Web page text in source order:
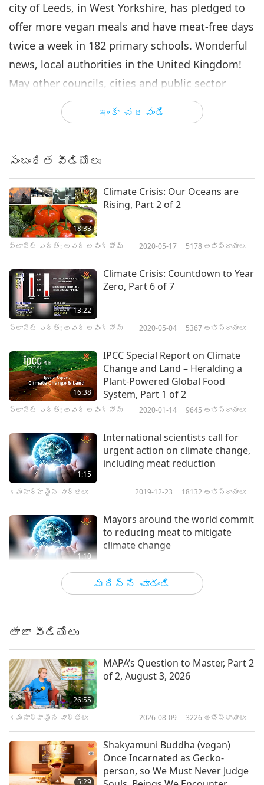
ఇంకా చదవండి
city of Leeds, in West Yorkshire, has pledged to
offer more vegan meals and have meat-free days
twice a week in 182 primary schools. Wonderful
news, local authorities in the United Kingdom!
May other councils, cities and public sector
organizations be inspired to emulate your well-
informed decisions, in Divine wisdom.
మరిన్ని చూడండి
సంబంధిత వీడియోలు
18:33
Climate Crisis: Our Oceans are
Rising, Part 2 of 2
ప్లానెట్ ఎర్త్: అవర్ లవింగ్ హోమ్ 2020-05-17 5178 అభిప్రాయాలు
13:22
Climate Crisis: Countdown to Year
Zero, Part 6 of 7
ప్లానెట్ ఎర్త్: అవర్ లవింగ్ హోమ్ 2020-05-04 5367 అభిప్రాయాలు
16:38
IPCC Special Report on Climate
Change and Land – Heralding a
Plant-Powered Global Food
System, Part 1 of 2
ప్లానెట్ ఎర్త్: అవర్ లవింగ్ హోమ్ 2020-01-14 9645 అభిప్రాయాలు
1:15
International scientists call for
urgent action on climate change,
including meat reduction
గమనార్హమైన వార్తలు 2019-12-23 18132 అభిప్రాయాలు
1:10
Mayors around the world commit
to reducing meat to mitigate
climate change
గమనార్హమైన వార్తలు 2019-12-07 3778
0:57
Press Conference on Climate
Veganism: Creating Heaven on
Earth While Stopping Climate
Change - Excerpts from Supreme
తాజా వీడియోలు
26:55
MAPA’s Question to Master, Part 2
of 2, August 3, 2026
గమనార్హమైన వార్తలు 2026-08-09 3226 అభిప్రాయాలు
5:29
Shakyamuni Buddha (vegan)
Once Incarnated as Gecko-
person, so We Must Never Judge